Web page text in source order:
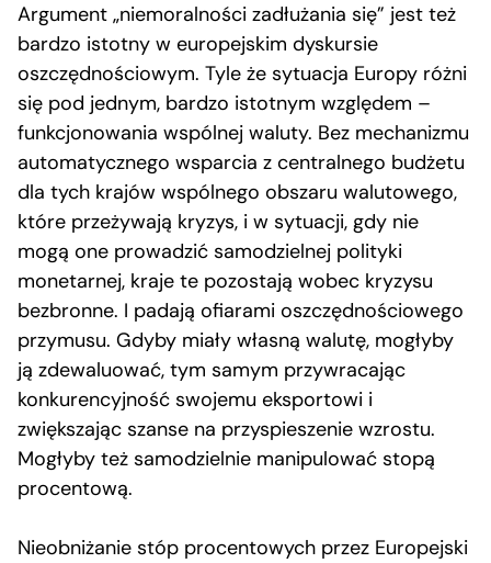
Argument „niemoralności zadłużania się” jest też
bardzo istotny w europejskim dyskursie
oszczędnościowym. Tyle że sytuacja Europy różni
się pod jednym, bardzo istotnym względem –
funkcjonowania wspólnej waluty. Bez mechanizmu
automatycznego wsparcia z centralnego budżetu
dla tych krajów wspólnego obszaru walutowego,
które przeżywają kryzys, i w sytuacji, gdy nie
mogą one prowadzić samodzielnej polityki
monetarnej, kraje te pozostają wobec kryzysu
bezbronne. I padają ofiarami oszczędnościowego
przymusu. Gdyby miały własną walutę, mogłyby
ją zdewaluować, tym samym przywracając
konkurencyjność swojemu eksportowi i
zwiększając szanse na przyspieszenie wzrostu.
Mogłyby też samodzielnie manipulować stopą
procentową.
Nieobniżanie stóp procentowych przez Europejski